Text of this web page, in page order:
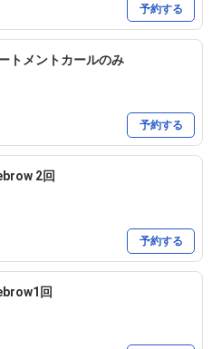
予約する
トメントカールのみ
予約する
2回
予約する
回